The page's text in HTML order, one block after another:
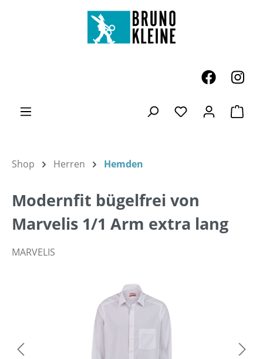
Zum Hauptinhalt springen
Du hast 0
Shop Herren Hemden
Modernfit bügelfrei von
Marvelis 1/1 Arm extra lang
MARVELIS
Bildergalerie überspringen